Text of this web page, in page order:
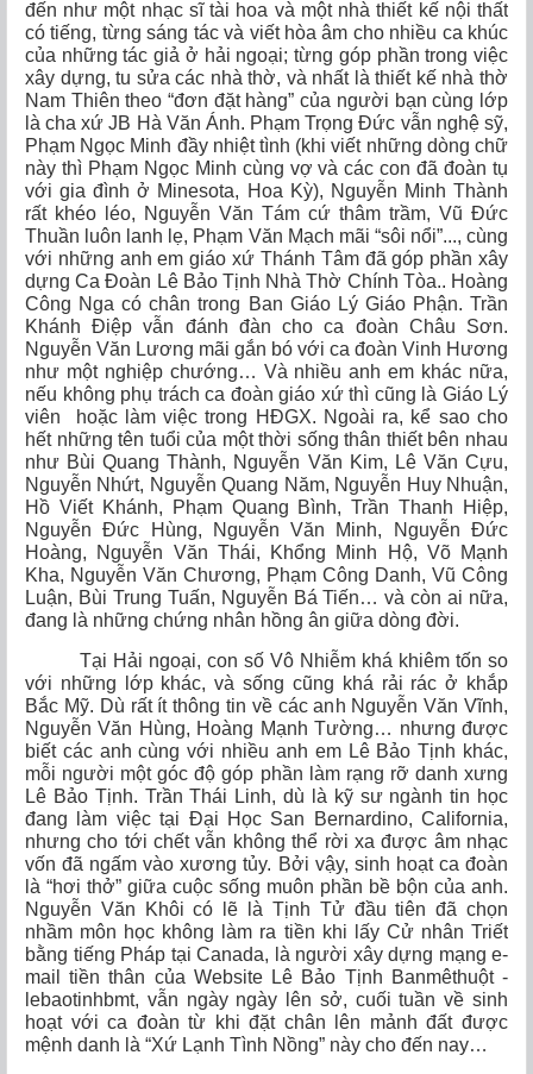
đến như một nhạc sĩ tài hoa và một nhà thiết kế nội thất
có tiếng, từng sáng tác và viết hòa âm cho nhiều ca khúc
của những tác giả ở hải ngoại; từng góp phần trong việc
xây dựng, tu sửa các nhà thờ, và nhất là thiết kế nhà thờ
Nam Thiên theo “đơn đặt hàng” của người bạn cùng lớp
là cha xứ JB Hà Văn Ánh. Phạm Trọng Đức vẫn nghệ sỹ,
Phạm Ngọc Minh đầy nhiệt tình (khi viết những dòng chữ
này thì Phạm Ngọc Minh cùng vợ và các con đã đoàn tụ
với gia đình ở Minesota, Hoa Kỳ), Nguyễn Minh Thành
rất khéo léo, Nguyễn Văn Tám cứ thâm trầm, Vũ Đức
Thuần luôn lanh lẹ, Phạm Văn Mạch mãi “sôi nổi”..., cùng
với những anh em giáo xứ Thánh Tâm đã góp phần xây
dựng Ca Đoàn Lê Bảo Tịnh Nhà Thờ Chính Tòa.. Hoàng
Công Nga có chân trong Ban Giáo Lý Giáo Phận. Trần
Khánh Điệp vẫn đánh đàn cho ca đoàn Châu Sơn.
Nguyễn Văn Lương mãi gắn bó với ca đoàn Vinh Hương
như một nghiệp chướng… Và nhiều anh em khác nữa,
nếu không phụ trách ca đoàn giáo xứ thì cũng là Giáo Lý
viên hoặc làm việc trong HĐGX. Ngoài ra, kể sao cho
hết những tên tuổi của một thời sống thân thiết bên nhau
như Bùi Quang Thành, Nguyễn Văn Kim, Lê Văn Cựu,
Nguyễn Nhứt, Nguyễn Quang Năm, Nguyễn Huy Nhuận,
Hồ Viết Khánh, Phạm Quang Bình, Trần Thanh Hiệp,
Nguyễn Đức Hùng, Nguyễn Văn Minh, Nguyễn Đức
Hoàng, Nguyễn Văn Thái, Khổng Minh Hộ, Võ Mạnh
Kha, Nguyễn Văn Chương, Phạm Công Danh, Vũ Công
Luận, Bùi Trung Tuấn, Nguyễn Bá Tiến… và còn ai nữa,
đang là những chứng nhân hồng ân giữa dòng đời.
Tại Hải ngoại, con số Vô Nhiễm khá khiêm tốn so
với những lớp khác, và sống cũng khá rải rác ở khắp
Bắc Mỹ. Dù rất ít thông tin về các anh Nguyễn Văn Vĩnh,
Nguyễn Văn Hùng, Hoàng Mạnh Tường… nhưng được
biết các anh cùng với nhiều anh em Lê Bảo Tịnh khác,
mỗi người một góc độ góp phần làm rạng rỡ danh xưng
Lê Bảo Tịnh. Trần Thái Linh, dù là kỹ sư ngành tin học
đang làm việc tại Đại Học San Bernardino, California,
nhưng cho tới chết vẫn không thể rời xa được âm nhạc
vốn đã ngấm vào xương tủy. Bởi vậy, sinh hoạt ca đoàn
là “hơi thở” giữa cuộc sống muôn phần bề bộn của anh.
Nguyễn Văn Khôi có lẽ là Tịnh Tử đầu tiên đã chọn
nhầm môn học không làm ra tiền khi lấy Cử nhân Triết
bằng tiếng Pháp tại Canada, là người xây dựng mạng e-
mail tiền thân của Website Lê Bảo Tịnh Banmêthuột -
lebaotinhbmt, vẫn ngày ngày lên sở, cuối tuần về sinh
hoạt với ca đoàn từ khi đặt chân lên mảnh đất được
mệnh danh là “Xứ Lạnh Tình Nồng” này cho đến nay…